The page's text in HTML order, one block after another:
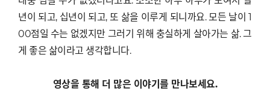
년이 되고, 십년이 되고, 또 삶을 이루게 되니까요. 모든 날이 1
00점일 수는 없겠지만 그러기 위해 충실하게 살아가는 삶. 그
게 좋은 삶이라고 생각합니다.
영상을 통해 더 많은 이야기를 만나보세요.